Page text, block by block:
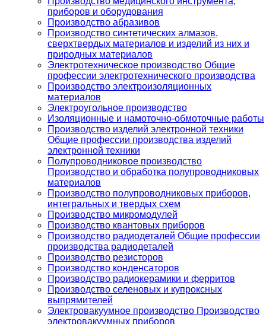
приборов и оборудования
Производство абразивов
Производство синтетических алмазов,
сверхтвердых материалов и изделий из них и
природных материалов
Электротехническое производство Общие
профессии электротехнического производства
Производство электроизоляционных
материалов
Электроугольное производство
Изоляционные и намоточно-обмоточные работы
Производство изделий электронной техники
Общие профессии производства изделий
электронной техники
Полупроводниковое производство
Производство и обработка полупроводниковых
материалов
Производство полупроводниковых приборов,
интегральных и твердых схем
Производство микромодулей
Производство квантовых приборов
Производство радиодеталей Общие профессии
производства радиодеталей
Производство резисторов
Производство конденсаторов
Производство радиокерамики и ферритов
Производство селеновых и купроксных
выпрямителей
Электровакуумное производство Производство
электровакуумных приборов